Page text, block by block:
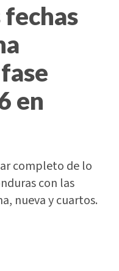
fechas
en
completo de lo
con las
nueva y cuartos.